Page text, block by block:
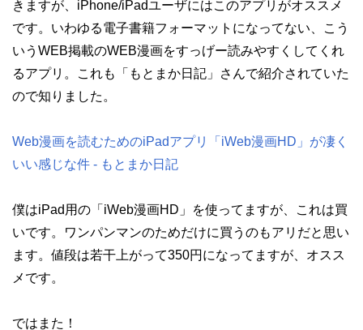
きますが、iPhone/iPadユーザにはこのアプリがオススメ
です。いわゆる電子書籍フォーマットになってない、こう
いうWEB掲載のWEB漫画をすっげー読みやすくしてくれ
るアプリ。これも「もとまか日記」さんで紹介されていた
ので知りました。
Web漫画を読むためのiPadアプリ「iWeb漫画HD」が凄く
いい感じな件 - もとまか日記
僕はiPad用の「iWeb漫画HD」を使ってますが、これは買
いです。ワンパンマンのためだけに買うのもアリだと思い
ます。値段は若干上がって350円になってますが、オスス
メです。
ではまた！